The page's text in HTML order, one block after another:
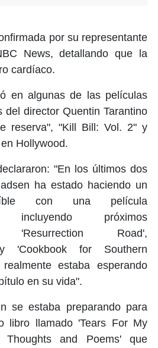
por su representante
News, detallando que la
cardíaco.
en algunas de las películas
del director Quentin Tarantino
reserva", "Kill Bill: Vol. 2" y
Hollywood.
"En los últimos dos
ha estado haciendo un
con una película
incluyendo próximos
'Resurrection Road',
y 'Cookbook for Southern
estaba esperando
en su vida".
se estaba preparando para
libro llamado 'Tears For My
Thoughts and Poems' que